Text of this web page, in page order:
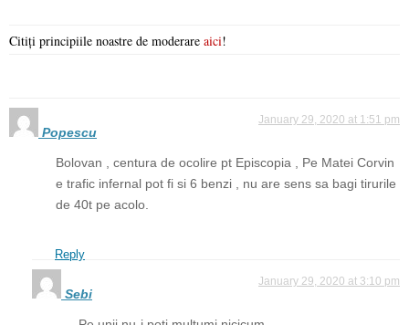
Citiți principiile noastre de moderare aici!
Popescu
January 29, 2020 at 1:51 pm
Bolovan , centura de ocolire pt Episcopia , Pe Matei Corvin
e trafic infernal pot fi si 6 benzi , nu are sens sa bagi tirurile
de 40t pe acolo.
Reply
Sebi
January 29, 2020 at 3:10 pm